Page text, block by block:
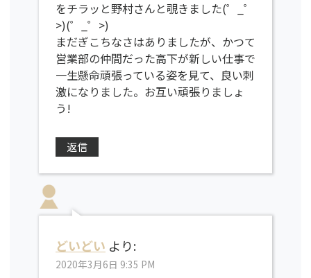
をチラッと野村さんと覗きました(゜_゜
>)(゜_゜>)
まだぎこちなさはありましたが、かつて
営業部の仲間だった高下が新しい仕事で
一生懸命頑張っている姿を見て、良い刺
激になりました。お互い頑張りましょ
う!
返信
どいどい より:
2020年3月6日 9:35 PM